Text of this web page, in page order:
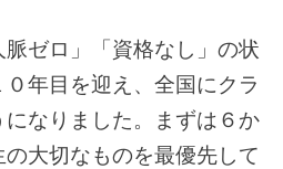
ゼロ」「資格なし」の状
年目を迎え、全国にクラ
なりました。まずは６か
大切なものを最優先して